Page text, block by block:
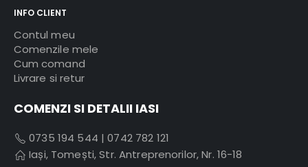
INFO CLIENT
Contul meu
Comenzile mele
Cum comand
Livrare si retur
COMENZI SI DETALII IASI
0735 194 544 |0742 782 121
Iași, Tomești, Str. Antreprenorilor, Nr. 16-18